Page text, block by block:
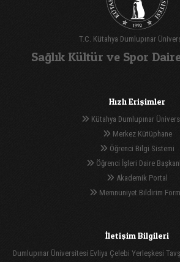
T.C. Kütahya Dumlupınar
Sağlık Kültür ve Spor
Hızlı Erişimler
Kütahya Dumlupınar
Merkez Kütüphane
Öğrenci Bilgi Sistemi
Öğrenci İşleri Daire
Akademik Portal
Memnuniyet Bildirim
İletişim Bilgileri
Dumlupınar Üniversitesi Evliya Çelebi Yerleşkesi